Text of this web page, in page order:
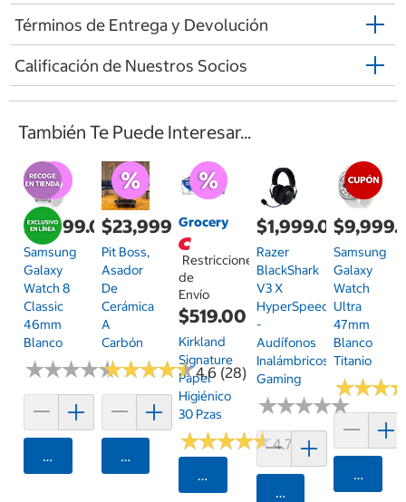
Términos de Entrega y Devolución
Calificación de Nuestros Socios
También Te Puede Interesar...
$6,999.00
Samsung
Galaxy
Watch 8
Classic
46mm
Blanco
★★★★★
★★★★★
Agregar
$23,999.00
Pit Boss,
Asador
De
Cerámica
A
Carbón
★★★★★
★★★★★4.6 (28)
Agregar
Grocery
Restricciones
de
Envío
$519.00
Kirkland
Signature
Papel
Higiénico
30 Pzas
★★★★★
★★★★★4.7 (413)
Seleccionar Código Postal
$1,999.00
Razer
BlackShark
V3 X
HyperSpeed
-
Audífonos
Inalámbricos
Gaming
★★★★★
★★★★★
Agregar
Samsung
Galaxy
Watch
Ultra
47mm
Blanco
Titanio
★★★
★★★